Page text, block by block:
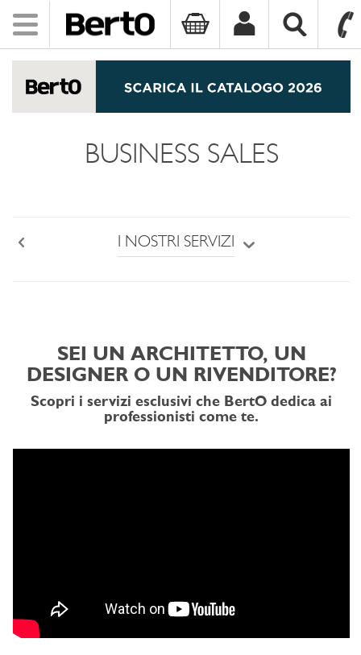
Toggle
navigation
BUSINESS SALES
I NOSTRI SERVIZI
SEI UN ARCHITETTO, UN
DESIGNER O UN RIVENDITORE?
Scopri i servizi esclusivi che BertO dedica ai
professionisti come te.